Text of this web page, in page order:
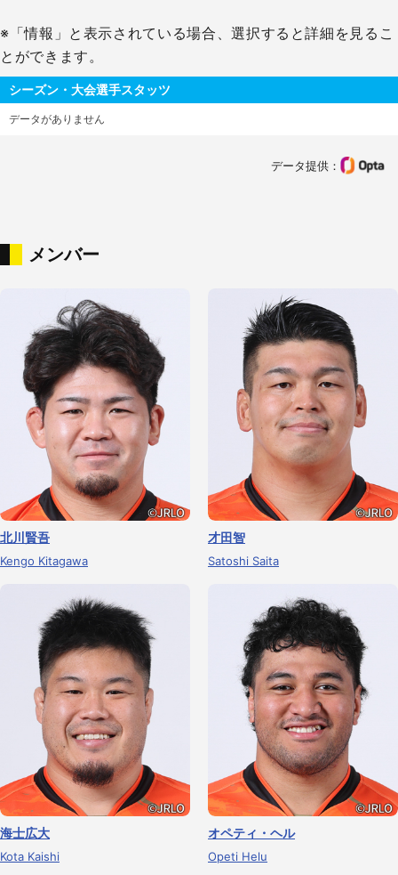
※「情報」と表示されている場合、選択すると詳細を見るこ
とができます。
シーズン・大会選手スタッツ
データがありません
データ提供：
メンバー
北川賢吾
Kengo Kitagawa
才田智
Satoshi Saita
海士広大
Kota Kaishi
オペティ・ヘル
Opeti Helu